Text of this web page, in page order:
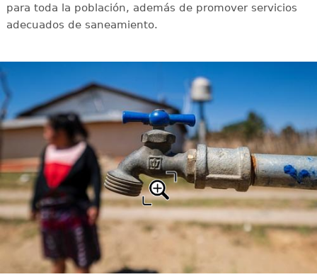
para toda la población, además de promover servicios
adecuados de saneamiento.